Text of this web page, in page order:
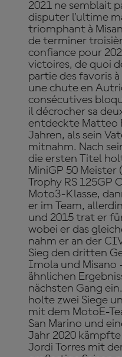
2021 ne semblait
disputer l’ultime
triomphant à
de terminer
confiance pour
victoires, de quoi
partie des favoris
une chute en
consécutives
il décrocher sa
entdeckte Matteo
Jahren, als sein
mitnahm. Nach
die ersten Titel
MiniGP 50 Meister
Trophy RS 125GP
Moto3-Klasse,
er im Team,
und 2015 trat er
wobei er das
nahm er an der
Sieg den dritten
Imola und Misano
ähnlichen
nächsten Gang
holte zwei Siege
mit dem MotoE-
San Marino und
Jahr 2020
Jordi Torres mit